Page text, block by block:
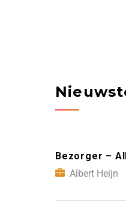
Bezorger –
Albert Heijn